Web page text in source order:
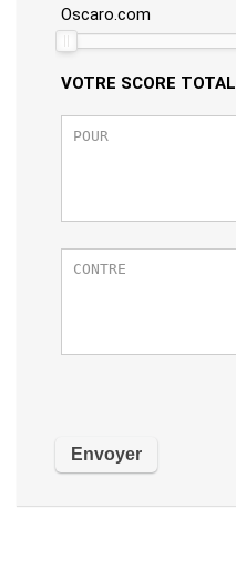
Oscaro.com
VOTRE SCORE TOTAL